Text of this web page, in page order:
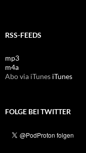
RSS-FEEDS
mp3
m4a
Abo via iTunes iTunes
FOLGE BEI TWITTER